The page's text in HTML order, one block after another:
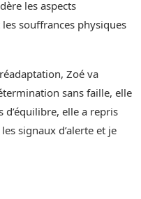
les aspects
souffrances physiques
Zoé va
sans faille, elle
elle a repris
signaux d’alerte et je